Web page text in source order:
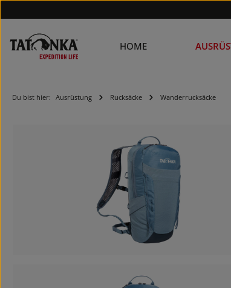
HOME
Du bist hier: Ausrüstung Rucksäcke Wanderrucksäcke